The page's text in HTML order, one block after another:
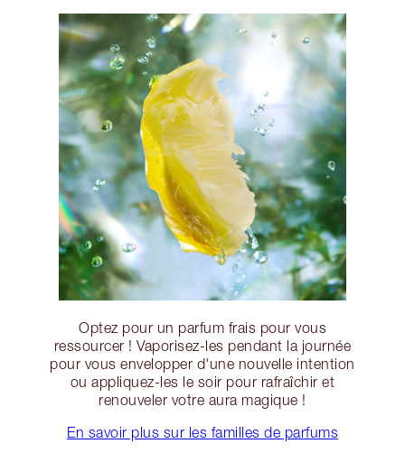
Optez pour un parfum frais pour vous
ressourcer ! Vaporisez-les pendant la journée
pour vous envelopper d'une nouvelle intention
ou appliquez-les le soir pour rafraîchir et
renouveler votre aura magique !
En savoir plus sur les familles de parfums